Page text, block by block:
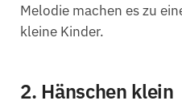
Melodie machen es zu
kleine Kinder.
2. Hänschen klein